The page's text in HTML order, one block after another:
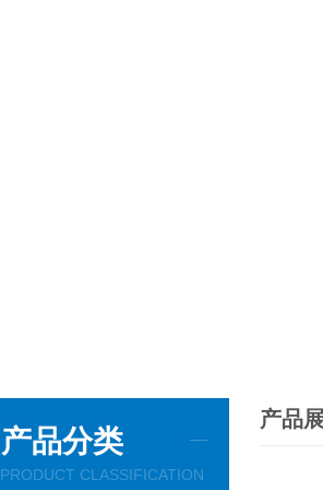
产品分类
PRODUCT CLASSIFICATION
产品